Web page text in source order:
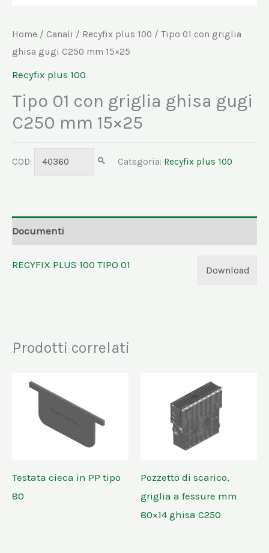
Home / Canali / Recyfix plus 100 / Tipo 01 con griglia
ghisa gugi C250 mm 15×25
Recyfix plus 100
Tipo 01 con griglia ghisa gugi
C250 mm 15×25
COD: 40360 Categoria: Recyfix plus 100
Documenti
RECYFIX PLUS 100 TIPO 01 Download
Prodotti correlati
Testata cieca in PP tipo
80
Pozzetto di scarico,
griglia a fessure mm
80×14 ghisa C250